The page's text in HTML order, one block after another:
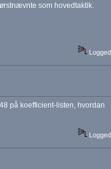
som hovedtaktik.
Logged
på koefficient-listen, hvordan
Logged